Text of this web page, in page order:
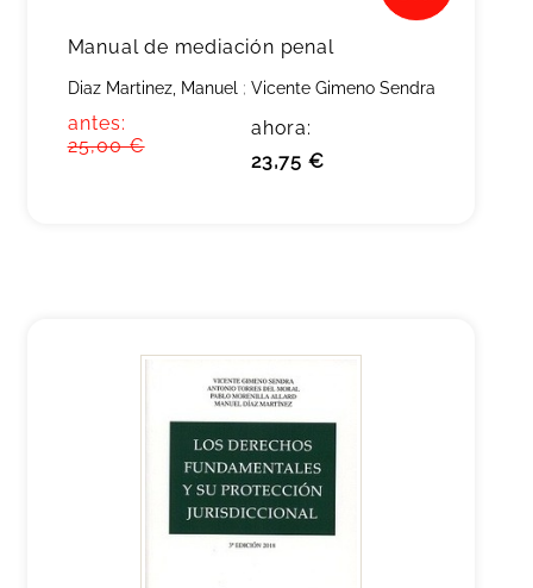
Manual de mediación penal
Diaz Martinez, Manuel ; Vicente Gimeno Sendra
antes:
25,00 €
ahora:
23,75 €